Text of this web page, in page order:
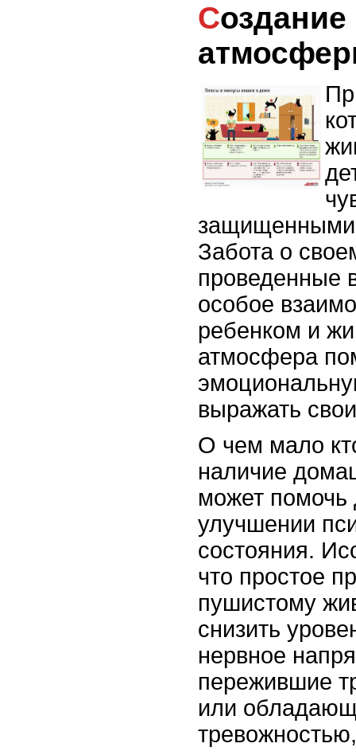
Создание комфортной
защищенными
Забота о
проведенные
особое
ребенком и
атмосфера
выражать
О чем мало
наличие
может помочь
улучшении
состояния.
что простое
пушистому
снизить
нервное
пережившие
или